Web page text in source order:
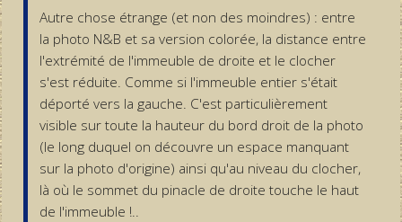
Autre chose étrange (et non des moindres) : entre
la photo N&B et sa version colorée, la distance entre
l'extrémité de l'immeuble de droite et le clocher
s'est réduite. Comme si l'immeuble entier s'était
déporté vers la gauche. C'est particulièrement
visible sur toute la hauteur du bord droit de la photo
(le long duquel on découvre un espace manquant
sur la photo d'origine) ainsi qu'au niveau du clocher,
là où le sommet du pinacle de droite touche le haut
de l'immeuble !..